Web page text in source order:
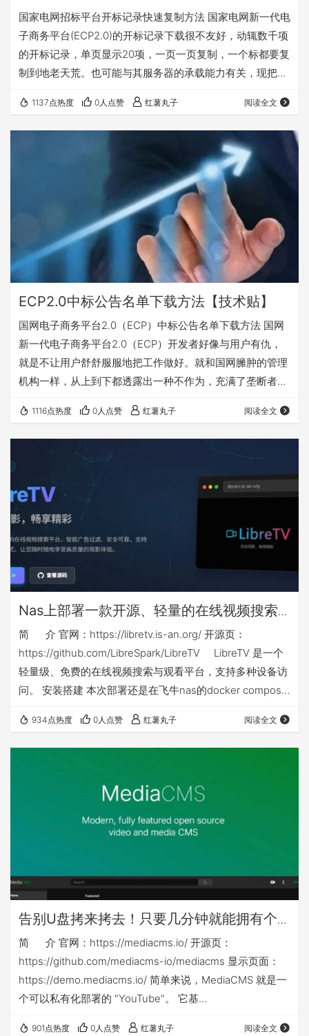
国家电网招标平台开标记录快速复制方法 国家电网新一代电
子商务平台(ECP2.0)的开标记录下载很不友好，动辄数千项
的开标记录，单页显示20项，一页一页复制，一个标都要复
制到地老天荒。也可能与其服务器的承载能力有关，现把网
忘，有兴趣的可关注收藏，随时查阅使用。 一、登录国家电
网新一代电子商务平台(ECP2.0)打开开标记录（按包查看）
二、选择采购项目名称，点击按包查看，不要按投标人查
看。 三、在新弹出页面显示每页数据数量20这个位置，右
键点检查。 四、在右边的代码栏…
1137点热度 0人点赞 红薯丸子 阅读全文
ECP2.0中标公告名单下载方法【技术贴】
国网电子商务平台2.0（ECP）中标公告名单下载方法 国网
新一代电子商务平台2.0（ECP）开发者好像与用户有仇，
就是不让用户舒舒服服地把工作做好。就和国网臃肿的管理
机构一样，从上到下都透露出一种不作为，充满了垄断者的
升级后，搜索功能极其垃圾，但不得不忍受，居然对中标公
告中的PDF文件进行了权限限制，只能预览，不让下载、复
制和打印。 下面介绍的方法，通过对一些参数的调整，可以
在网页端对中标公告中的PDF文件直接下载，此方法比较简
单，适合网络小白使用。 【由于…
1116点热度 0人点赞 红薯丸子 阅读全文
Nas上部署一款开源、轻量的在线视频搜索
与观看docker应用：libretv
简 介 官网：https://libretv.is-an.org/ 开源页：
https://github.com/LibreSpark/LibreTV LibreTV 是一个
轻量级、免费的在线视频搜索与观看平台，支持多种设备访
问。 安装搭建 本次部署还是在飞牛nas的docker compose
其他nas可能还需对应修改nas侧映射目录或手动建立nas侧
目录 本篇相关yml等文件下载链接： ht…
934点热度 0人点赞 红薯丸子 阅读全文
告别U盘拷来拷去！只要几分钟就能拥有个
人或企业专属「影音库」：mediacms
简 介 官网：https://mediacms.io/ 开源页：
https://github.com/mediacms-io/mediacms 显示页面：
https://demo.mediacms.io/ 简单来说，MediaCMS 就是一
个可以私有化部署的 "YouTube"。 它基
901点热度 0人点赞 红薯丸子 阅读全文